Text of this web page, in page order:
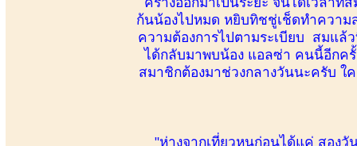
ก้นน้องไปหมด หยิบทิชชู่เช็ดทำความ
ความต้องการไปตามระเบียบ สมแ
ได้กลับมาพบน้อง แอลซ่า คนนี้อีกค
สมาชิกต้องมาช่วงกลางวันนะครับ ใ
"ห่างจากเที่ยวหนก่อนได้แค่ สอง